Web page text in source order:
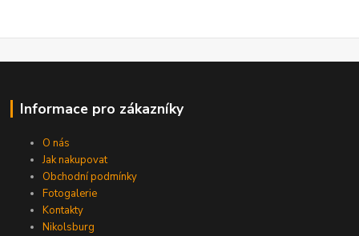
Informace pro zákazníky
O nás
Jak nakupovat
Obchodní podmínky
Fotogalerie
Kontakty
Nikolsburg